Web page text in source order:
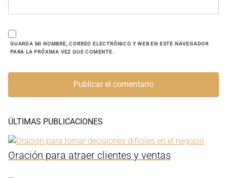
GUARDA MI NOMBRE, CORREO ELECTRÓNICO Y WEB EN ESTE NAVEGADOR
PARA LA PRÓXIMA VEZ QUE COMENTE.
ÚLTIMAS PUBLICACIONES
Oración para atraer clientes y ventas